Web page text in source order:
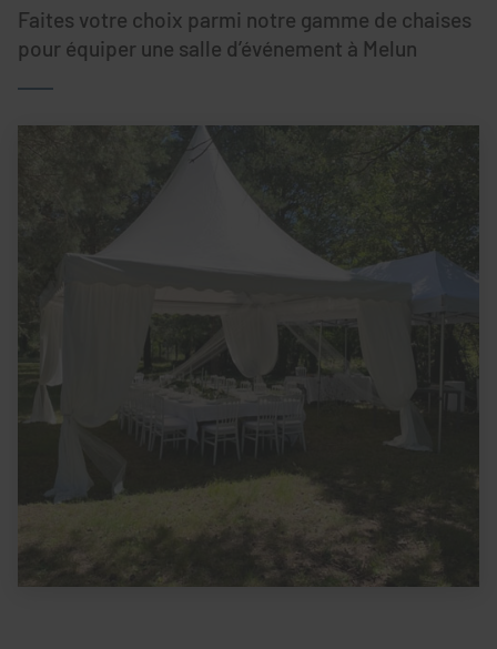
Faites votre choix parmi notre gamme de chaises
pour équiper une salle d’événement à Melun